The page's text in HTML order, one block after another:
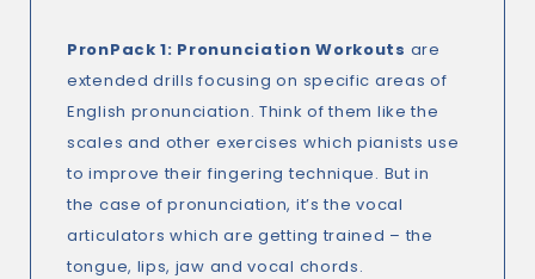
PronPack 1: Pronunciation Workouts are
extended drills focusing on specific areas of
English pronunciation. Think of them like the
scales and other exercises which pianists use
to improve their fingering technique. But in
the case of pronunciation, it’s the vocal
articulators which are getting trained – the
tongue, lips, jaw and vocal chords.